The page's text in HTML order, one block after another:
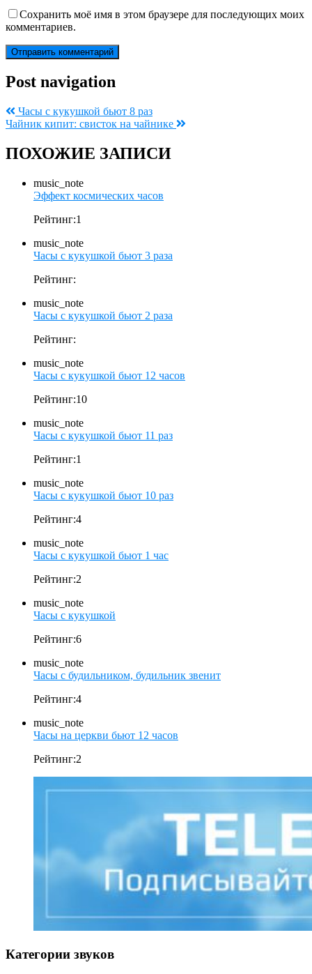
Сохранить моё имя в этом браузере для последующих моих
комментариев.
Post navigation
Часы с кукушкой бьют 8 раз
Чайник кипит: свисток на чайнике
ПОХОЖИЕ ЗАПИСИ
music_note
Эффект космических часов
Рейтинг:1
music_note
Часы с кукушкой бьют 3 раза
Рейтинг:
music_note
Часы с кукушкой бьют 2 раза
Рейтинг:
music_note
Часы с кукушкой бьют 12 часов
Рейтинг:10
music_note
Часы с кукушкой бьют 11 раз
Рейтинг:1
music_note
Часы с кукушкой бьют 10 раз
Рейтинг:4
music_note
Часы с кукушкой бьют 1 час
Рейтинг:2
music_note
Часы с кукушкой
Рейтинг:6
music_note
Часы с будильником, будильник звенит
Рейтинг:4
music_note
Часы на церкви бьют 12 часов
Рейтинг:2
Категории звуков